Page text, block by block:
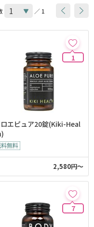
／ 1
1
エピュア20錠(Kiki-Heal
2,580円～
7